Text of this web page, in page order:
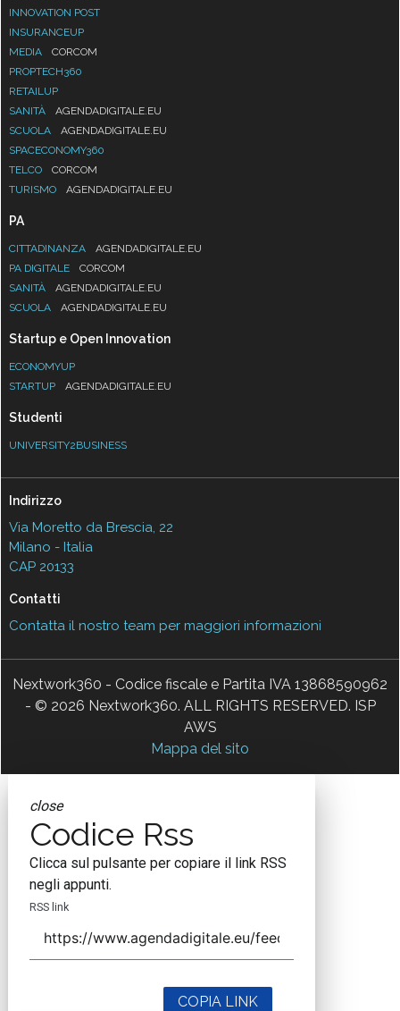
INNOVATION POST
INSURANCEUP
MEDIA
CORCOM
PROPTECH360
RETAILUP
SANITÀ
AGENDADIGITALE.EU
SCUOLA
AGENDADIGITALE.EU
SPACECONOMY360
TELCO
CORCOM
TURISMO
AGENDADIGITALE.EU
PA
CITTADINANZA
AGENDADIGITALE.EU
PA DIGITALE
CORCOM
SANITÀ
AGENDADIGITALE.EU
SCUOLA
AGENDADIGITALE.EU
Startup e Open Innovation
ECONOMYUP
STARTUP
AGENDADIGITALE.EU
Studenti
UNIVERSITY2BUSINESS
Indirizzo
Via Moretto da Brescia, 22
Milano - Italia
CAP 20133
Contatti
Contatta il nostro team per maggiori informazioni
Nextwork360 - Codice fiscale e Partita IVA 13868590962
- © 2026 Nextwork360. ALL RIGHTS RESERVED. ISP
AWS
Mappa del sito
close
Codice Rss
Clicca sul pulsante per copiare il link RSS
negli appunti.
RSS link
COPIA LINK